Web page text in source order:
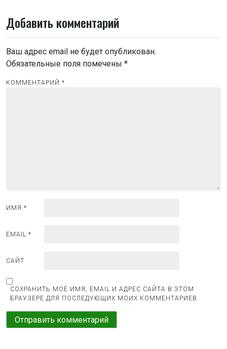
г
а
ц
и
я
я
Добавить комментарий
Ваш адрес email не будет опубликован.
Обязательные поля помечены *
КОММЕНТАРИЙ *
ИМЯ *
EMAIL *
САЙТ
СОХРАНИТЬ МОЁ ИМЯ, EMAIL И АДРЕС САЙТА В ЭТОМ
БРАУЗЕРЕ ДЛЯ ПОСЛЕДУЮЩИХ МОИХ КОММЕНТАРИЕВ.